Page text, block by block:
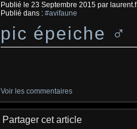
Publié le 23 Septembre 2015 par laurent.f
Publié dans : #avifaune
pic épeiche ♂
Voir les commentaires
Partager cet article